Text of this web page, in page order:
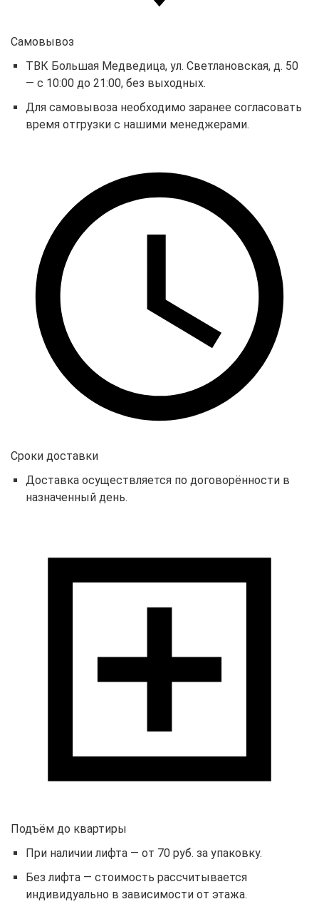
Самовывоз
ТВК Большая Медведица, ул. Светлановская, д. 50
— с 10:00 до 21:00, без выходных.
Для самовывоза необходимо заранее согласовать
время отгрузки с нашими менеджерами.
Сроки доставки
Доставка осуществляется по договорённости в
назначенный день.
Подъём до квартиры
При наличии лифта — от 70 руб. за упаковку.
Без лифта — стоимость рассчитывается
индивидуально в зависимости от этажа.